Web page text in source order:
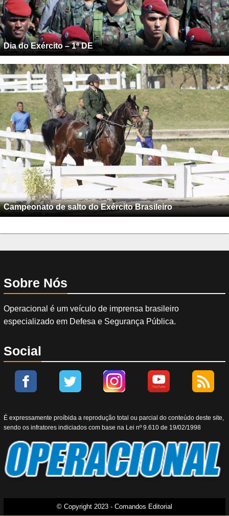
Dia do Exército – 1ª DE
Campeonato de salto do Exército Brasileiro
Sobre Nós
Operacional é um veículo de imprensa brasileiro
especializado em Defesa e Segurança Pública.
Social
É expressamente proíbida a reprodução total ou parcial do conteúdo deste site,
sendo os infratores indiciados com base na Lei nº 9.610 de 19/02/1998
© Copyright 2023 - Comandos Editorial